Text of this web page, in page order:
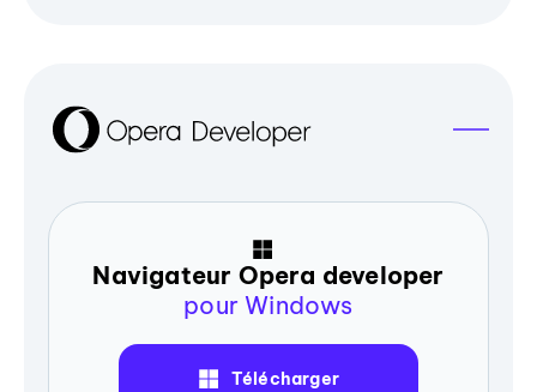
Navigateur Opera developer
pour Windows
Télécharger